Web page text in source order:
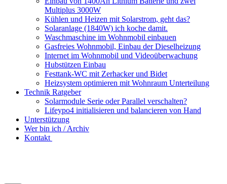
Multiplus 3000W
Kühlen und Heizen mit Solarstrom, geht das?
Solaranlage (1840W) ich koche damit.
Waschmaschine im Wohnmobil einbauen
Gasfreies Wohnmobil, Einbau der Dieselheizung
Internet im Wohnmobil und Videoüberwachung
Hubstützen Einbau
Festtank-WC mit Zerhacker und Bidet
Heizsystem optimieren mit Wohnraum Unterteilung
Technik Ratgeber
Solarmodule Serie oder Parallel verschalten?
Lifeypo4 initialisieren und balancieren von Hand
Unterstützung
Wer bin ich / Archiv
Kontakt